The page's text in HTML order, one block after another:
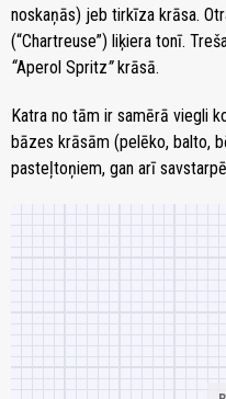
noskaņās) jeb tirkīza krāsa.
(“Chartreuse”) liķiera tonī.
“Aperol Spritz”krāsā.
Katra no tām ir samērā viegli
bāzes krāsām (pelēko, balto,
pasteļtoņiem, gan arī